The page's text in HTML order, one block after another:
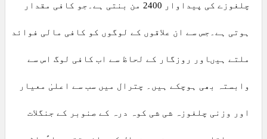
چلغوزے کی پیداوار 2400 من بنتی ہے۔جو کافی مقدار
ہوتی ہے۔جس سے ان علاقوں کے لوگوں کو کافی مالی فوائد
ملتے ہیںاور روزگار کے لحاظ سے اب کافی لوگ اس سے
وابستہ بھی ہوچکے ہیں۔ چترال میں سب سے اعلیٰ معیار
اور وزنی چلغوزہ شی شی کوہ درہ کے صنوبر کے جنگلات